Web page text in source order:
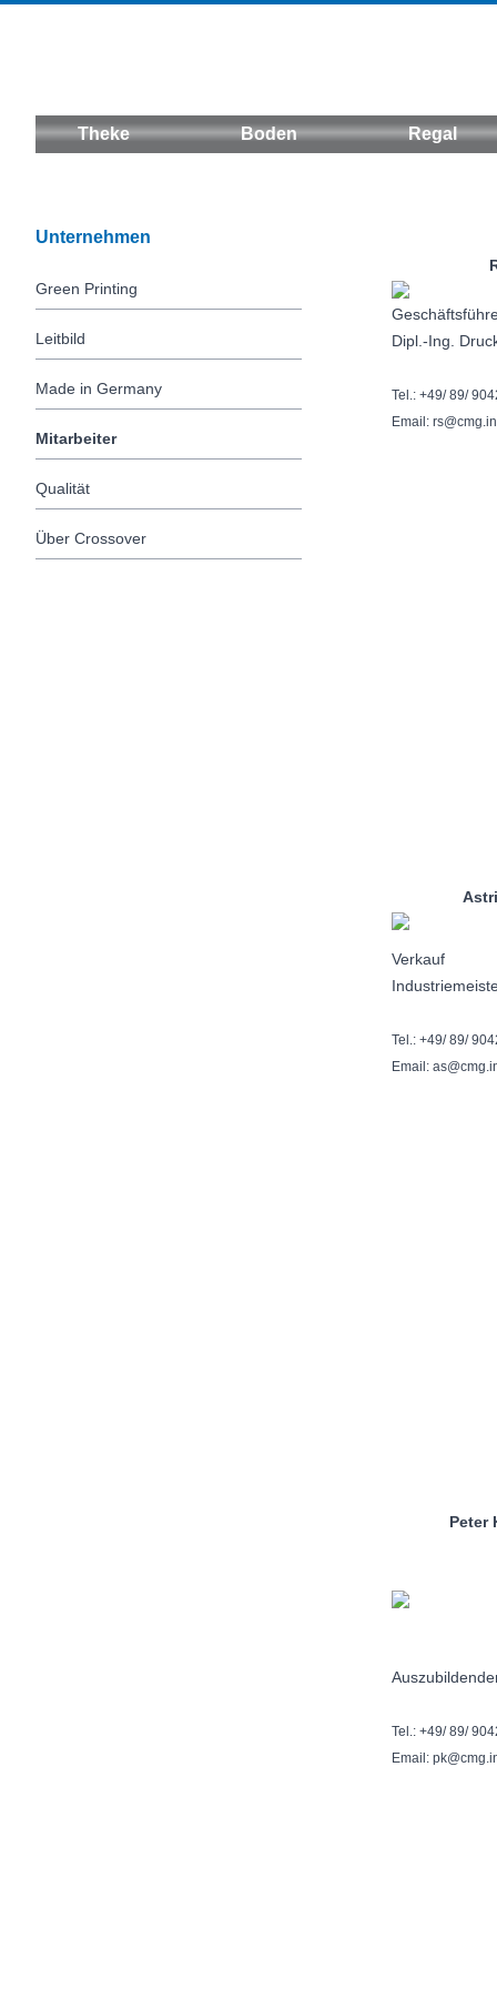
Theke Boden Regal
Unternehmen
Green Printing
Leitbild
Made in Germany
Mitarbeiter
Qualität
Über Crossover
Dipl.-Ing.
Tel.: +49/ 89/
Email:
Astrid
Verkauf
Tel.: +49/ 89/
Email:
Peter
Tel.: +49/ 89/
Email: